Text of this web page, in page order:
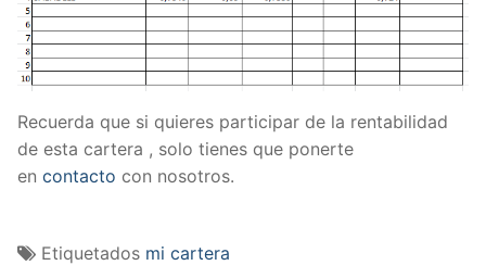
Recuerda que si quieres participar de la rentabilidad
de esta cartera , solo tienes que ponerte
en contacto con nosotros.
Etiquetados mi cartera